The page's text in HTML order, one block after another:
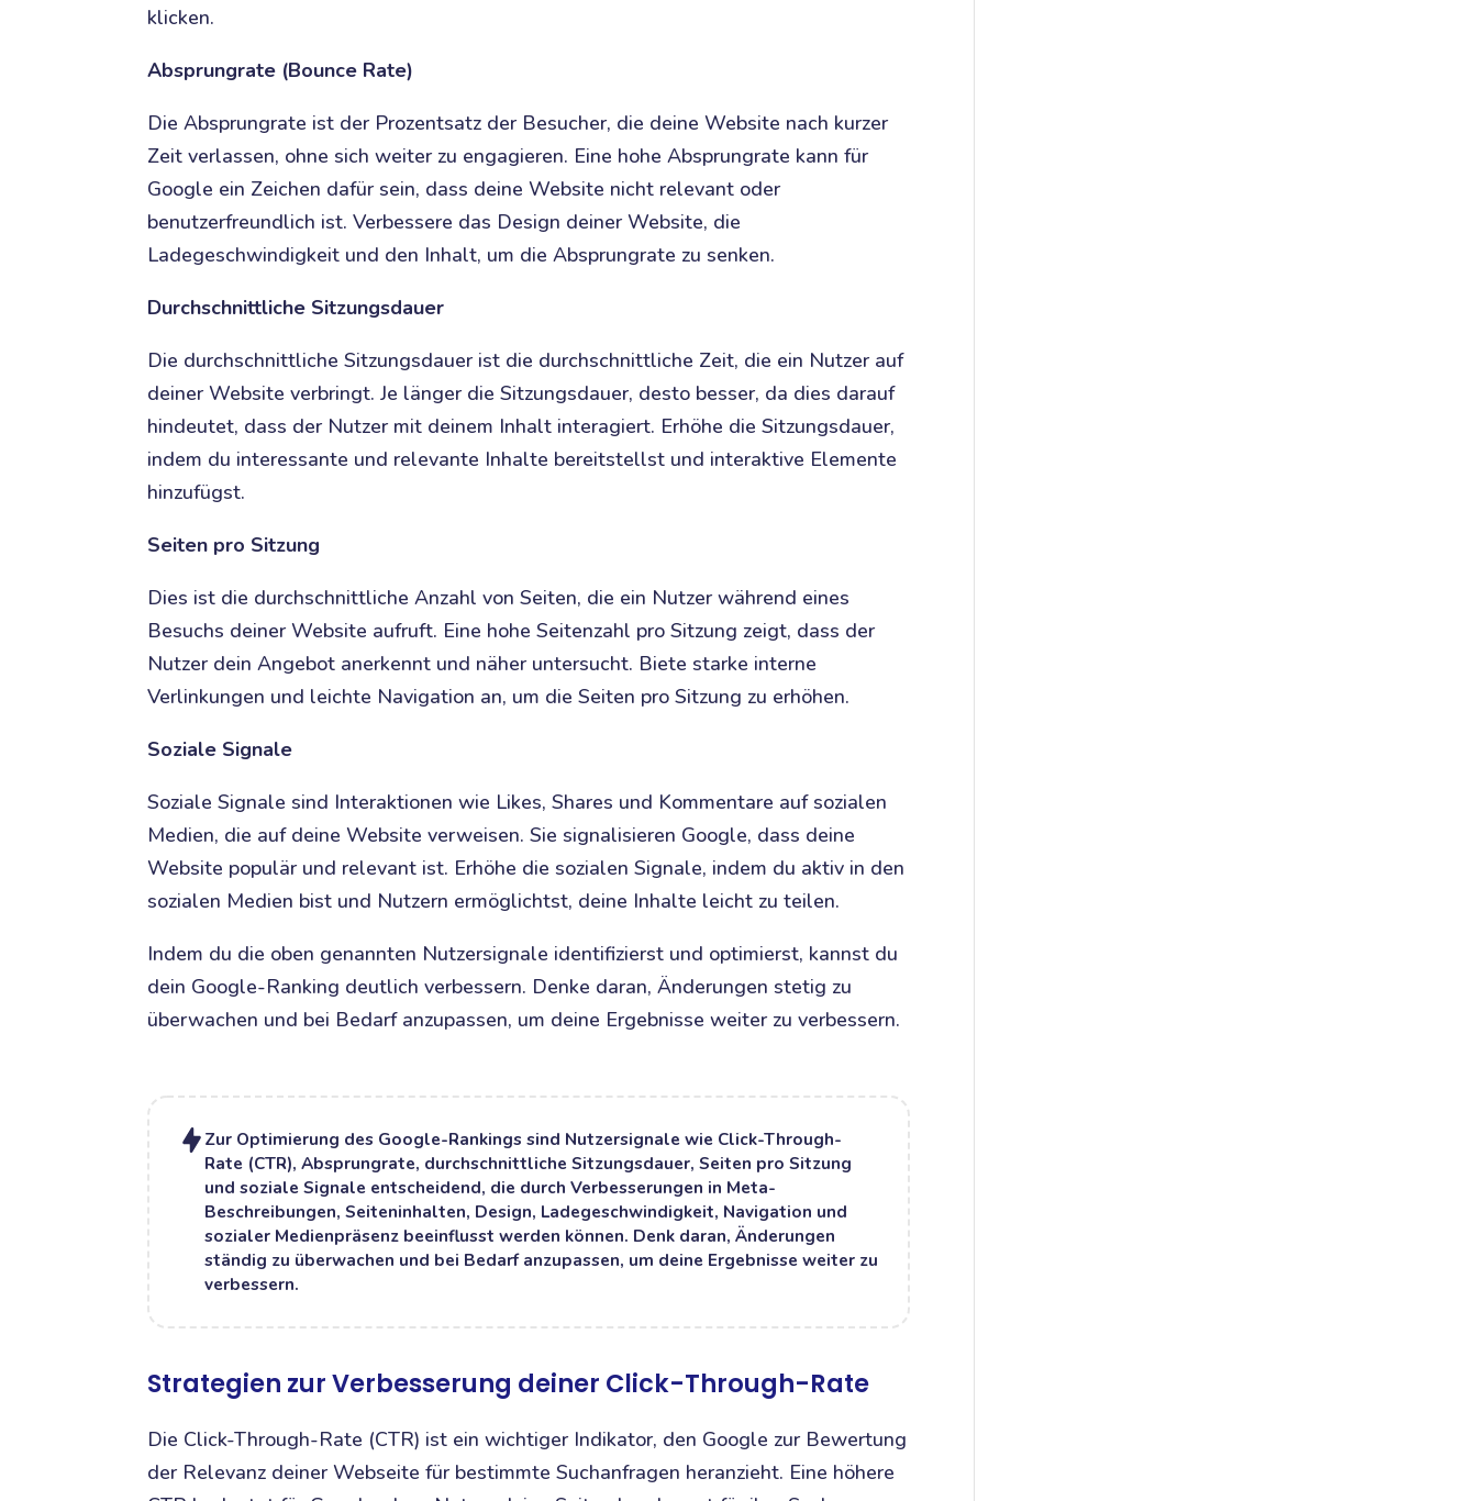
klicken.
Absprungrate (Bounce Rate)
Die Absprungrate ist der Prozentsatz der Besucher, die deine Website nach kurzer
Zeit verlassen, ohne sich weiter zu engagieren. Eine hohe Absprungrate kann für
Google ein Zeichen dafür sein, dass deine Website nicht relevant oder
benutzerfreundlich ist. Verbessere das Design deiner Website, die
Ladegeschwindigkeit und den Inhalt, um die Absprungrate zu senken.
Durchschnittliche Sitzungsdauer
Die durchschnittliche Sitzungsdauer ist die durchschnittliche Zeit, die ein Nutzer auf
deiner Website verbringt. Je länger die Sitzungsdauer, desto besser, da dies darauf
hindeutet, dass der Nutzer mit deinem Inhalt interagiert. Erhöhe die Sitzungsdauer,
indem du interessante und relevante Inhalte bereitstellst und interaktive Elemente
hinzufügst.
Seiten pro Sitzung
Dies ist die durchschnittliche Anzahl von Seiten, die ein Nutzer während eines
Besuchs deiner Website aufruft. Eine hohe Seitenzahl pro Sitzung zeigt, dass der
Nutzer dein Angebot anerkennt und näher untersucht. Biete starke interne
Verlinkungen und leichte Navigation an, um die Seiten pro Sitzung zu erhöhen.
Soziale Signale
Soziale Signale sind Interaktionen wie Likes, Shares und Kommentare auf sozialen
Medien, die auf deine Website verweisen. Sie signalisieren Google, dass deine
Website populär und relevant ist. Erhöhe die sozialen Signale, indem du aktiv in den
sozialen Medien bist und Nutzern ermöglichtst, deine Inhalte leicht zu teilen.
Indem du die oben genannten Nutzersignale identifizierst und optimierst, kannst du
dein Google-Ranking deutlich verbessern. Denke daran, Änderungen stetig zu
überwachen und bei Bedarf anzupassen, um deine Ergebnisse weiter zu verbessern.
Zur Optimierung des Google-Rankings sind Nutzersignale wie Click-Through-
Rate (CTR), Absprungrate, durchschnittliche Sitzungsdauer, Seiten pro Sitzung
und soziale Signale entscheidend, die durch Verbesserungen in Meta-
Beschreibungen, Seiteninhalten, Design, Ladegeschwindigkeit, Navigation und
sozialer Medienpräsenz beeinflusst werden können. Denk daran, Änderungen
ständig zu überwachen und bei Bedarf anzupassen, um deine Ergebnisse weiter zu
verbessern.
Strategien zur Verbesserung deiner Click-Through-Rate
Die Click-Through-Rate (CTR) ist ein wichtiger Indikator, den Google zur Bewertung
der Relevanz deiner Webseite für bestimmte Suchanfragen heranzieht. Eine höhere